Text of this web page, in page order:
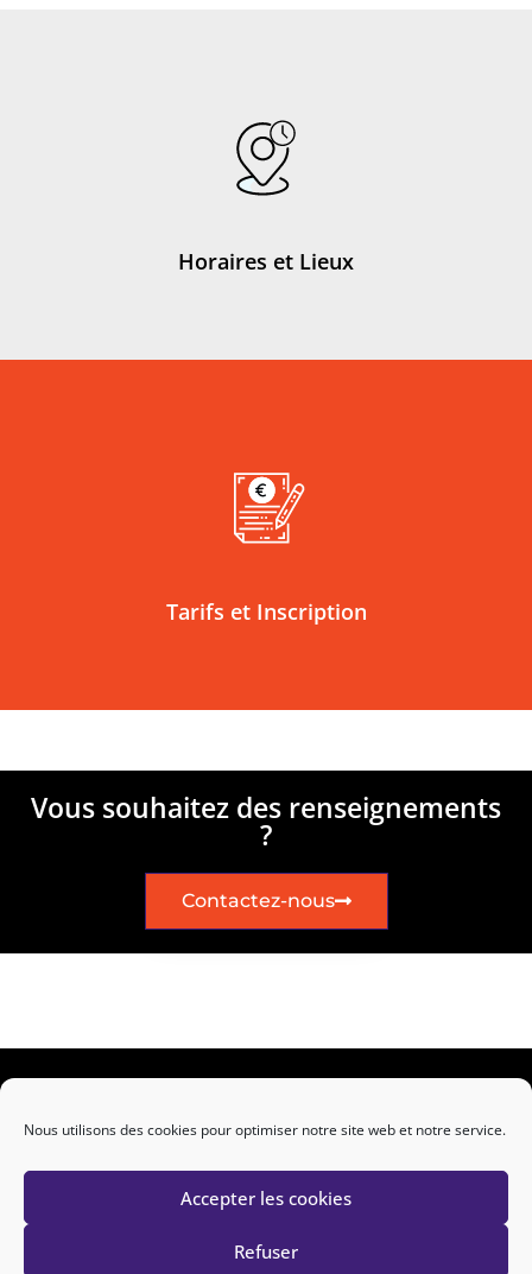
Nous utilisons des cookies pour optimiser notre site web et notre service.
Accepter les cookies
Refuser
Horaires et Lieux
Tarifs et Inscription
Vous souhaitez des renseignements
?
Contactez-nous
Conception & développement :SEVISUEL